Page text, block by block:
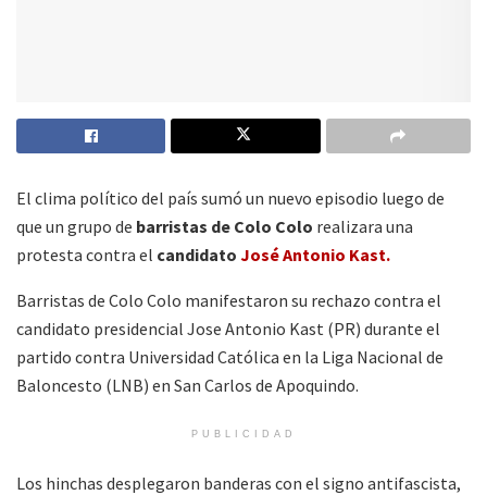
El clima político del país sumó un nuevo episodio luego de
que un grupo de barristas de Colo Colo realizara una
protesta contra el candidato José Antonio Kast.
Barristas de Colo Colo manifestaron su rechazo contra el
candidato presidencial Jose Antonio Kast (PR) durante el
partido contra Universidad Católica en la Liga Nacional de
Baloncesto (LNB) en San Carlos de Apoquindo.
PUBLICIDAD
Los hinchas desplegaron banderas con el signo antifascista,